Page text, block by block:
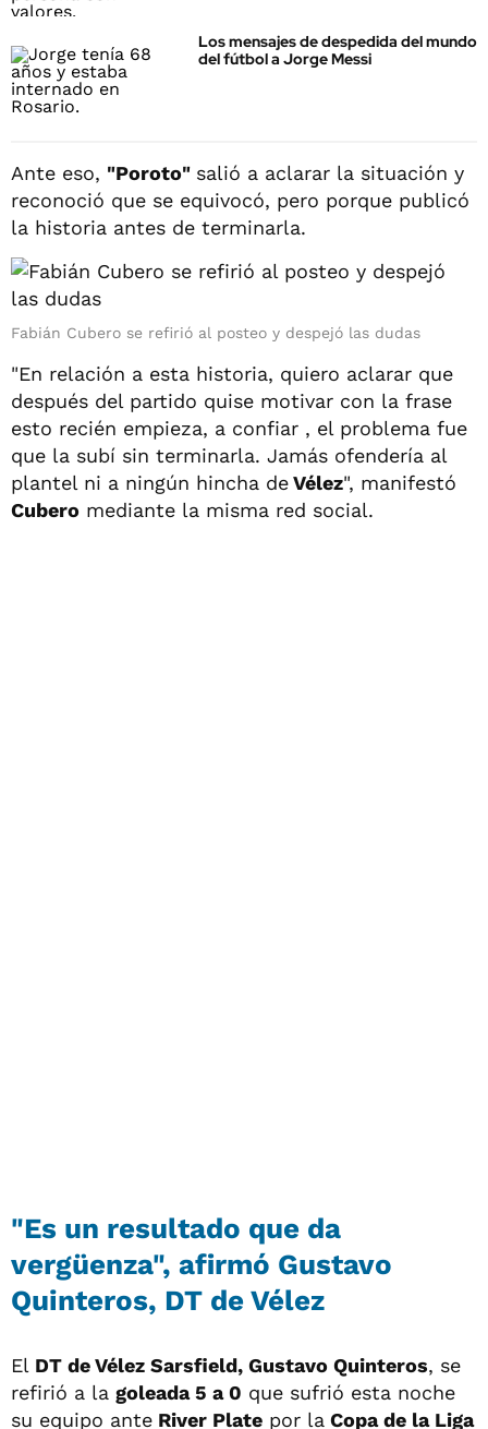
Los mensajes de despedida del mundo
del fútbol a Jorge Messi
Ante eso, "Poroto" salió a aclarar la situación y
reconoció que se equivocó, pero porque publicó
la historia antes de terminarla.
Fabián Cubero se refirió al posteo y despejó las dudas
"En relación a esta historia, quiero aclarar que
después del partido quise motivar con la frase
esto recién empieza, a confiar , el problema fue
que la subí sin terminarla. Jamás ofendería al
plantel ni a ningún hincha deVélez", manifestó
Cubero mediante la misma red social.
"Es un resultado que da
vergüenza", afirmó Gustavo
Quinteros, DT de Vélez
El DT de Vélez Sarsfield, Gustavo Quinteros, se
refirió a la goleada 5 a 0 que sufrió esta noche
su equipo ante River Plate por la Copa de la Liga